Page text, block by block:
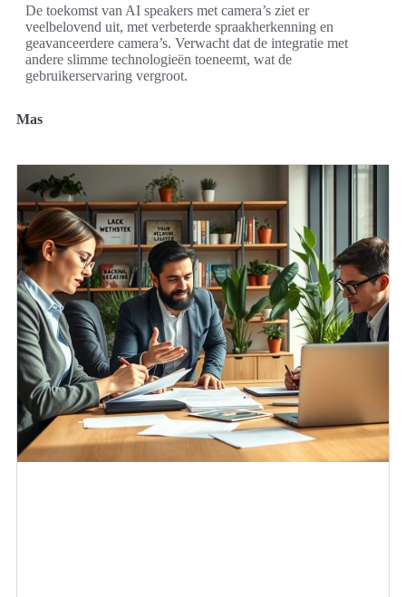
De toekomst van AI speakers met camera’s ziet er
veelbelovend uit, met verbeterde spraakherkenning en
geavanceerdere camera’s. Verwacht dat de integratie met
andere slimme technologieën toeneemt, wat de
gebruikerservaring vergroot.
Mas